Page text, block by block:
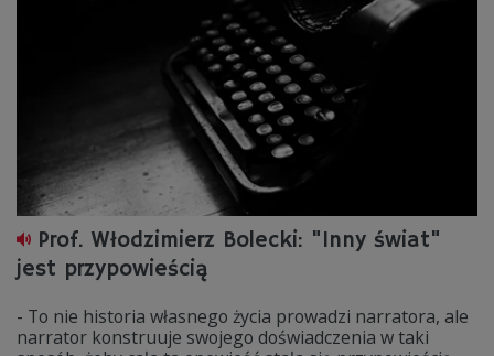
Prof. Włodzimierz Bolecki: "Inny świat"
jest przypowieścią
- To nie historia własnego życia prowadzi narratora, ale
narrator konstruuje swojego doświadczenia w taki